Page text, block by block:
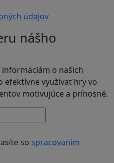
údajov
nášho
o našich
efektívne využívať hry vo
motivujúce a prínosné.
so spracovaním